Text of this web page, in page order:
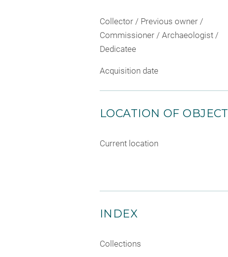
Collector / Previous owner /
Commissioner / Archaeologist /
Dedicatee
Acquisition date
LOCATION OF OBJECT
Current location
INDEX
Collections